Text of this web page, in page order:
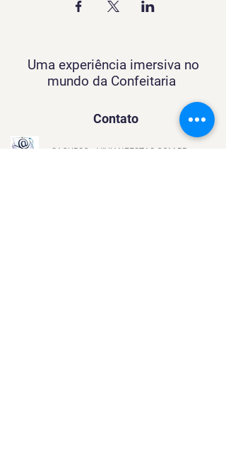
Uma experiência imersiva no
mundo da Confeitaria
Contato
SACURSO@VIVIANFESTAS.COM.BR